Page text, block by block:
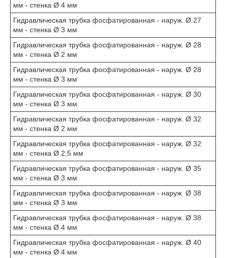
мм - стенка Ø 4 мм
Гидравлическая трубка фосфатированная - наруж. Ø 27
мм - стенка Ø 3 мм
Гидравлическая трубка фосфатированная - наруж. Ø 28
мм - стенка Ø 2 мм
Гидравлическая трубка фосфатированная - наруж. Ø 28
мм - стенка Ø 3 мм
Гидравлическая трубка фосфатированная - наруж. Ø 30
мм - стенка Ø 3 мм
Гидравлическая трубка фосфатированная - наруж. Ø 32
мм - стенка Ø 2 мм
Гидравлическая трубка фосфатированная - наруж. Ø 32
мм - стенка Ø 2,5 мм
Гидравлическая трубка фосфатированная - наруж. Ø 35
мм - стенка Ø 3 мм
Гидравлическая трубка фосфатированная - наруж. Ø 38
мм - стенка Ø 3 мм
Гидравлическая трубка фосфатированная - наруж. Ø 38
мм - стенка Ø 4 мм
Гидравлическая трубка фосфатированная - наруж. Ø 40
мм - стенка Ø 4 мм